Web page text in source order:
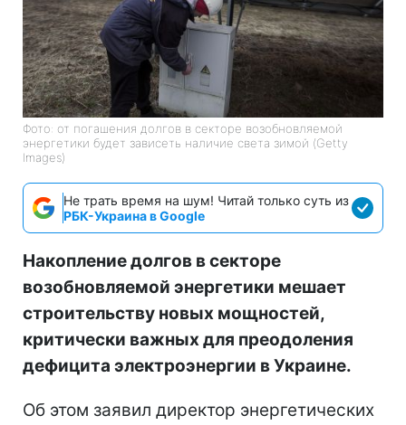
Фото: от погашения долгов в секторе возобновляемой
энергетики будет зависеть наличие света зимой (Getty
Images)
Не трать время на шум! Читай только суть из
РБК-Украина в Google
Накопление долгов в секторе
возобновляемой энергетики мешает
строительству новых мощностей,
критически важных для преодоления
дефицита электроэнергии в Украине.
Об этом заявил директор энергетических